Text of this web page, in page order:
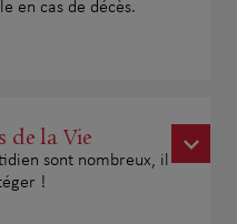
en cas de décès.
de la Vie
sont nombreux, il
!